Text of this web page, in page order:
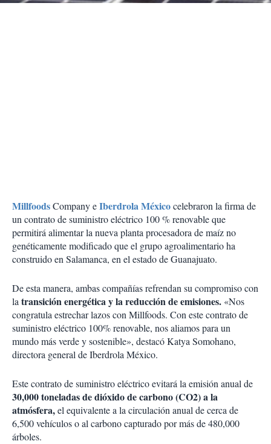
MillfoodsCompany eIberdrola Méxicocelebraron la firma de
un contrato de suministro eléctrico 100 % renovable que
permitirá alimentar la nueva planta procesadora de maíz no
genéticamente modificado que el grupo agroalimentario ha
construido en Salamanca, en el estado de Guanajuato.
De esta manera, ambas compañías refrendan su compromiso con
latransición energética y la reducción de emisiones. «Nos
congratula estrechar lazos con Millfoods. Con este contrato de
suministro eléctrico 100% renovable, nos aliamos para un
mundo más verde y sostenible», destacó Katya Somohano,
directora general de Iberdrola México.
Este contrato de suministro eléctrico evitará la emisión anual de
30,000 toneladas de dióxido de carbono (CO2) a la
atmósfera,el equivalente a la circulación anual de cerca de
6,500 vehículos o al carbono capturado por más de 480,000
árboles.